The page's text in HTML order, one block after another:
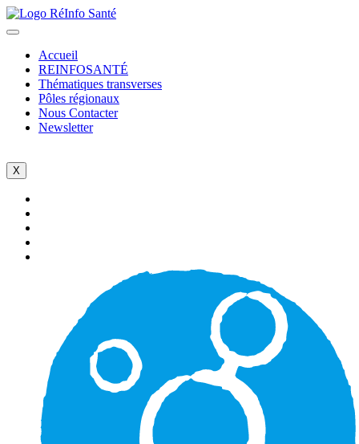
Accueil
REINFOSANTÉ
Thématiques transverses
Pôles régionaux
Nous Contacter
Newsletter
X